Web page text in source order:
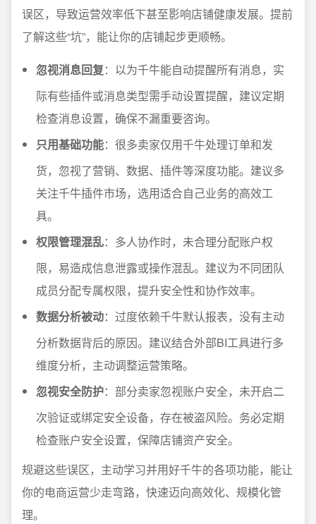
误区，导致运营效率低下甚至影响店铺健康发展。提前
了解这些“坑”，能让你的店铺起步更顺畅。
忽视消息回复：以为千牛能自动提醒所有消息，实
际有些插件或消息类型需手动设置提醒，建议定期
检查消息设置，确保不漏重要咨询。
只用基础功能：很多卖家仅用千牛处理订单和发
货，忽视了营销、数据、插件等深度功能。建议多
关注千牛插件市场，选用适合自己业务的高效工
具。
权限管理混乱：多人协作时，未合理分配账户权
限，易造成信息泄露或操作混乱。建议为不同团队
成员分配专属权限，提升安全性和协作效率。
数据分析被动：过度依赖千牛默认报表，没有主动
分析数据背后的原因。建议结合外部BI工具进行多
维度分析，主动调整运营策略。
忽视安全防护：部分卖家忽视账户安全，未开启二
次验证或绑定安全设备，存在被盗风险。务必定期
检查账户安全设置，保障店铺资产安全。
规避这些误区，主动学习并用好千牛的各项功能，能让
你的电商运营少走弯路，快速迈向高效化、规模化管
理。